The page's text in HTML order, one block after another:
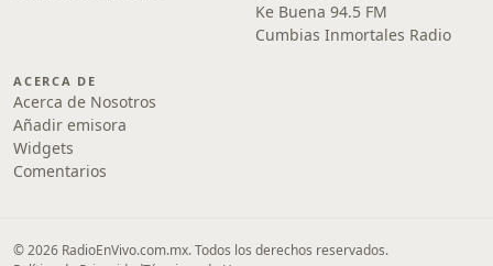
Ke Buena 94.5 FM
Cumbias Inmortales Radio
ACERCA DE
Acerca de Nosotros
Añadir emisora
Widgets
Comentarios
© 2026 RadioEnVivo.com.mx. Todos los derechos reservados.